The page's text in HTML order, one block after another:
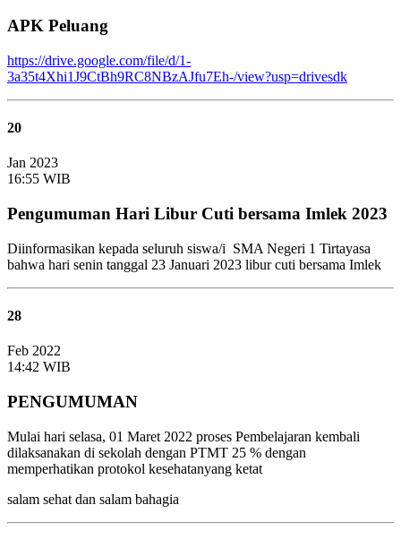
APK Peluang
https://drive.google.com/file/d/1-
3a35t4Xhi1J9CtBh9RC8NBzAJfu7Eh-/view?usp=drivesdk
20
Jan 2023
16:55 WIB
Pengumuman Hari Libur Cuti bersama Imlek 2023
Diinformasikan kepada seluruh siswa/i SMA Negeri 1 Tirtayasa
bahwa hari senin tanggal 23 Januari 2023 libur cuti bersama Imlek
28
Feb 2022
14:42 WIB
PENGUMUMAN
Mulai hari selasa, 01 Maret 2022 proses Pembelajaran kembali
dilaksanakan di sekolah dengan PTMT 25 % dengan
memperhatikan protokol kesehatanyang ketat
salam sehat dan salam bahagia